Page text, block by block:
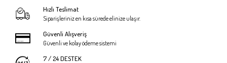
Hızlı Teslimat
Siparişleriniz en kısa sürede elinize ulaşır.
Güvenli Alışveriş
Güvenli ve kolay ödeme sistemi
7 / 24 DESTEK